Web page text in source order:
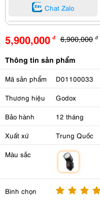
Chat Zalo
5,900,000 đ 6,900,000 đ
Thông tin sản phẩm
Mã sản phẩm D01100033
Thương hiệu Godox
Bảo hành 12 tháng
Xuất xứ Trung Quốc
Màu sắc
Bình chọn